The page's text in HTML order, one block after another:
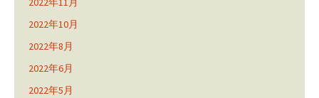
2022年10月
2022年8月
2022年6月
2022年5月